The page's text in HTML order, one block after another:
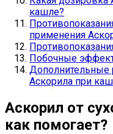
кашле?
применения
Побочные
Аскорила при
Аскорил от
как помогает?